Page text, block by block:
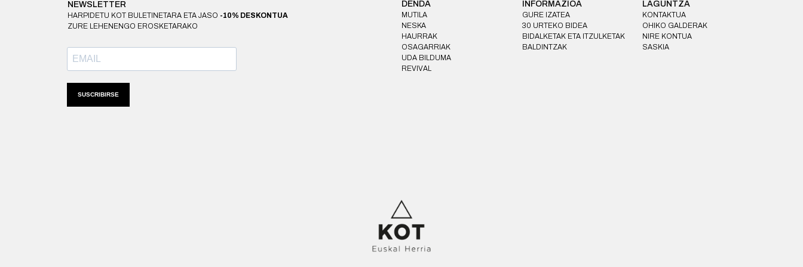
NEWSLETTER
HARPIDETU KOT BULETINETARA ETA JASO -10% DESKONTUA
ZURE LEHENENGO EROSKETARAKO
SUSCRIBIRSE
DENDA
MUTILA
NESKA
HAURRAK
OSAGARRIAK
UDA BILDUMA
REVIVAL
INFORMAZIOA
GURE IZATEA
30 URTEKO BIDEA
BIDALKETAK ETA ITZULKETAK
BALDINTZAK
LAGUNTZA
KONTAKTUA
OHIKO GALDERAK
NIRE KONTUA
SASKIA